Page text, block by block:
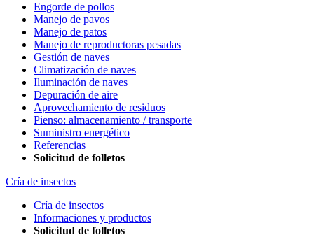
Engorde de pollos
Manejo de pavos
Manejo de patos
Manejo de reproductoras pesadas
Gestión de naves
Climatización de naves
Iluminación de naves
Depuración de aire
Aprovechamiento de residuos
Pienso: almacenamiento / transporte
Suministro energético
Referencias
Solicitud de folletos
Cría de insectos
Cría de insectos
Informaciones y productos
Solicitud de folletos